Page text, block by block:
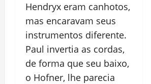
Hendryx eram canhotos,
mas encaravam seus
instrumentos diferente.
Paul invertia as cordas,
de forma que seu baixo,
o Hofner, lhe parecia